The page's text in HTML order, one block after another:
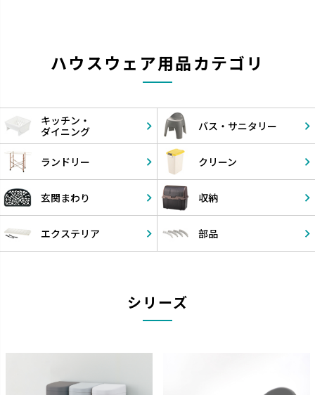
ハウスウェア用品カテゴリ
キッチン・
ダイニング
バス・ サニタリー
ランドリー クリーン
玄関まわり 収納
エクステリア 部品
シリーズ